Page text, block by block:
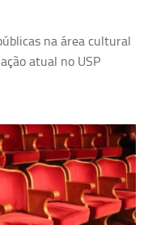
na área cultural
atual no USP